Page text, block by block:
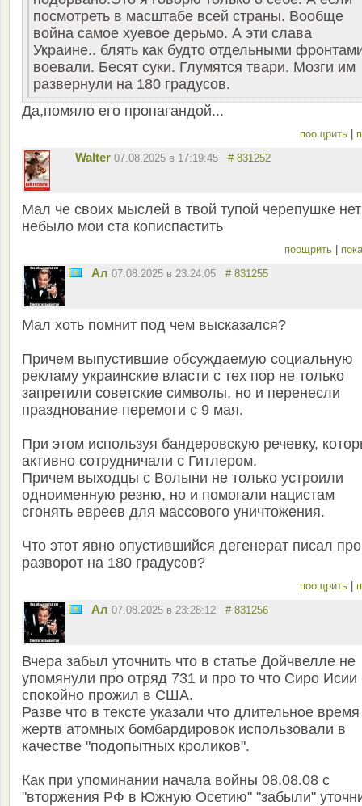
посмотреть в масштабе всей страны. Вообще
война самое хуевое дерьмо. А эти слава
Украине.. блять как будто отдельными
воевали. Бесят суки. Глумятся твари. Мозги им
развернули на 180 градусов.
Да,помяло его пропагандой...
поощрить
Walter 07.08.2025 в 17:19:45 # 831252
Мал че своих мыслей в твой тупой черепушке
небыло мои ста кописпастить
поощрить
Ал 07.08.2025 в 23:24:05 # 831255
Мал хоть помнит под чем высказался?
Причем выпустившие обсуждаемую социальную
рекламу украинские власти с тех пор не только
запретили советские символы, но и перенесли
празднование перемоги с 9 мая.
При этом используя бандеровскую речевку,
активно сотрудничали с Гитлером.
Причем выходцы с Волыни не только устроили
одноименную резню, но и помогали нацистам
сгонять евреев для массового уничтожения.
Что этот явно опустившийся дегенерат писал про
разворот на 180 градусов?
поощрить
Ал 07.08.2025 в 23:28:12 # 831256
Вчера забыл уточнить что в статье Дойчвелле не
упомянули про отряд 731 и про то что Сиро Исии
спокойно прожил в США.
Разве что в тексте указали что длительное время
жертв атомных бомбардировок использовали в
качестве "подопытных кроликов".
Как при упоминании начала войны 08.08.08 с
"вторжения РФ в Южную Осетию" "забыли"